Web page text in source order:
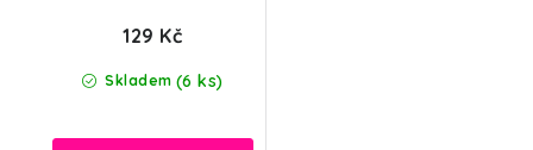
Skladem (6 ks)
129 Kč